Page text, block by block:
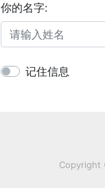
你的名字:
记住信息
Copyright